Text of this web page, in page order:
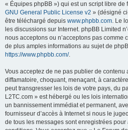
« Équipes phpBB ») qui est un script libre de
GNU General Public License v2 » (désigné
être téléchargé depuis www.phpbb.com. Le
les discussions sur Internet. phpBB Limited
nous acceptons ou n’acceptons pas comme
de plus amples informations au sujet de
https://www.phpbb.com/.
Vous acceptez de ne pas publier de contenu
diffamatoire, choquant, menaçant, à
peut transgresser les lois de votre pays, du
L2TC.com » est hébergé ou les lois
un bannissement immédiat et permanent,
fournisseur d’accès à Internet si nous le
de tous les messages sont enregistrées